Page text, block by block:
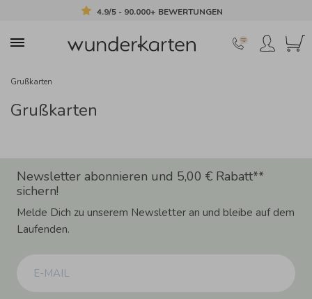
4.9/5 - 90.000+ BEWERTUNGEN
Grußkarten
Grußkarten
Newsletter abonnieren und 5,00 € Rabatt**
sichern!
Melde Dich zu unserem Newsletter an und bleibe auf dem
Laufenden.